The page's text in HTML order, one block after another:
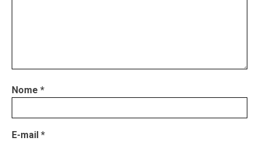
Nome *
E-mail *